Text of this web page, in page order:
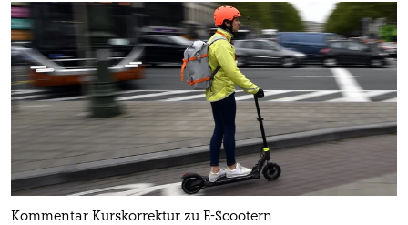
Kommentar Kurskorrektur zu E-Scootern